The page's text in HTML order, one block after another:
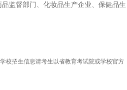
监督部门、化妆品生产企业、保健品生
校招生信息请考生以省教育考试院或学校官方